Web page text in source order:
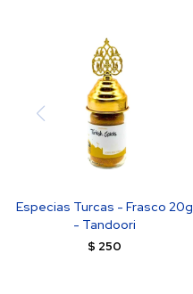
Especias Turcas - Frasco 20g
- Tandoori
$ 250